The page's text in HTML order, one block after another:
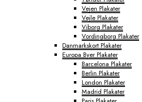
Vejen Plakater
Vejle Plakater
Viborg Plakater
Vordingborg Plakater
Danmarkskort Plakater
Europa Byer Plakater
Barcelona Plakater
Berlin Plakater
London Plakater
Madrid Plakater